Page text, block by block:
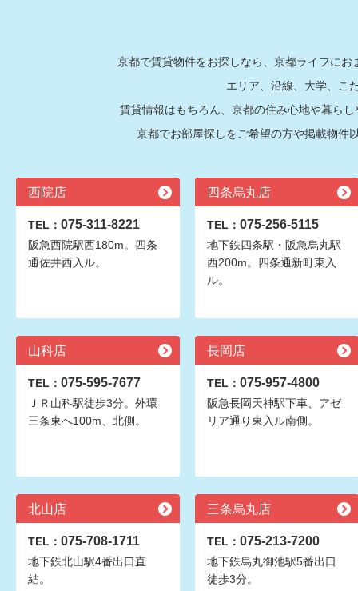
京都で賃貸物件をお探しなら、京都ライフに
エリア、沿線、大学、こ
賃貸情報はもちろん、京都の住み心地や暮ら
京都でお部屋探しをご希望の方や掲載物件
西院店
TEL： 075-311-8221
阪急西院駅西180m。四条
通佐井西入ル。
四条烏丸店
TEL： 075-256-5115
地下鉄四条駅・阪急烏丸駅
西200m。四条通新町東入
ル。
山科店
TEL： 075-595-7677
ＪＲ山科駅徒歩3分。外環
三条東へ100m、北側。
長岡店
TEL： 075-957-4800
阪急長岡天神駅下車、アゼ
リア通り東入ル南側。
北山店
TEL： 075-708-1711
地下鉄北山駅4番出口直
結。
三条烏丸店
TEL： 075-213-7200
地下鉄烏丸御池駅5番出口
徒歩3分。